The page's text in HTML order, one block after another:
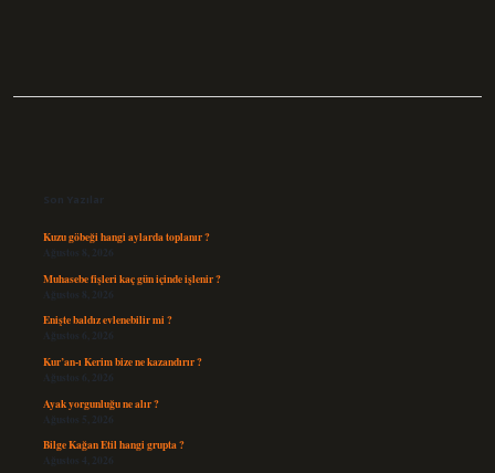
Son Yazılar
Kuzu göbeği hangi aylarda toplanır ?
Ağustos 8, 2026
Muhasebe fişleri kaç gün içinde işlenir ?
Ağustos 8, 2026
Enişte baldız evlenebilir mi ?
Ağustos 6, 2026
Kur’an-ı Kerim bize ne kazandırır ?
Ağustos 6, 2026
Ayak yorgunluğu ne alır ?
Ağustos 5, 2026
Bilge Kağan Etil hangi grupta ?
Ağustos 4, 2026